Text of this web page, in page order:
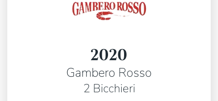
2020
Gambero Rosso
2 Bicchieri